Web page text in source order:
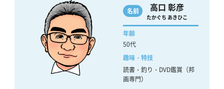
名前 高口 彰彦
たかぐち あきひこ
年齢
50代
趣味・特技
読書・釣り・DVD鑑賞（邦
画専門）